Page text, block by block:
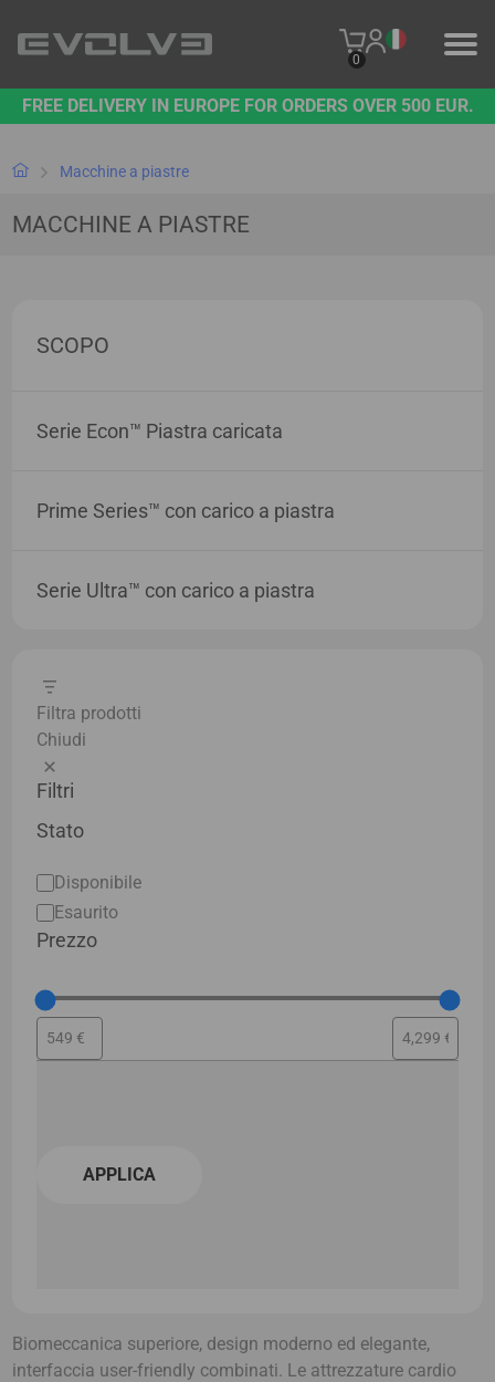
0
PRODOTTI
IL NOSTRO MARCHIO
CONTATTO
FREE DELIVERY IN EUROPE FOR ORDERS OVER 500 EUR.
Macchine a piastre
MACCHINE A PIASTRE
SCOPO
Serie Econ™ Piastra caricata
Prime Series™ con carico a piastra
Serie Ultra™ con carico a piastra
Filtra prodotti
Chiudi
Filtri
Stato
StatoDisponibile
Esaurito
Prezzo
APPLICA
Biomeccanica superiore, design moderno ed elegante,
interfaccia user-friendly combinati. Le attrezzature cardio